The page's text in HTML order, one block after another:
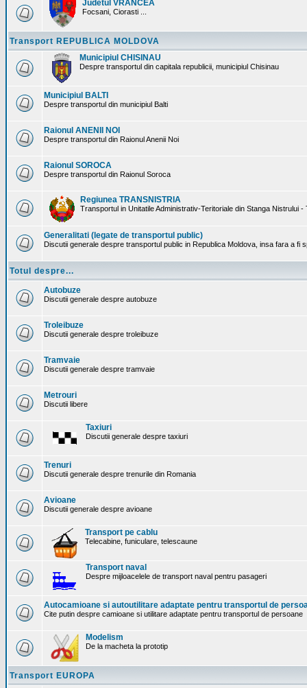
Judetul VRANCEA
Focsani, Ciorasti ...
Transport REPUBLICA MOLDOVA
Municipiul CHISINAU
Despre transportul din capitala republicii, municipiul Chisinau
Municipiul BALTI
Despre transportul din municipiul Balti
Raionul ANENII NOI
Despre transportul din Raionul Anenii Noi
Raionul SOROCA
Despre transportul din Raionul Soroca
Regiunea TRANSNISTRIA
Transportul in Unitatile Administrativ-Teritoriale din Stanga Nistrului -
Generalitati (legate de transportul public)
Discutii generale despre transportul public in Republica Moldova, insa fara a fi
Totul despre...
Autobuze
Discutii generale despre autobuze
Troleibuze
Discutii generale despre troleibuze
Tramvaie
Discutii generale despre tramvaie
Metrouri
Discutii libere
Taxiuri
Discutii generale despre taxiuri
Trenuri
Discutii generale despre trenurile din Romania
Avioane
Discutii generale despre avioane
Transport pe cablu
Telecabine, funiculare, telescaune
Transport naval
Despre mijloacelele de transport naval pentru pasageri
Autocamioane si autoutilitare adaptate pentru transportul de
Cite putin despre camioane si utilitare adaptate pentru transportul de persoane
Modelism
De la macheta la prototip
Transport EUROPA